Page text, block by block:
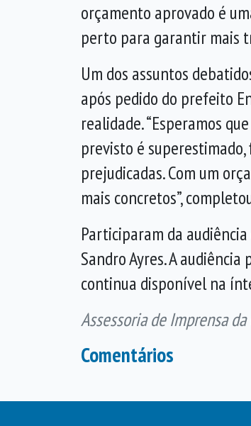
orçamento aprovado é
perto para garantir mais
Um dos assuntos
após pedido do prefeito
realidade. “Esperamos
previsto é
prejudicadas. Com um
mais concretos”,
Participaram da
Sandro Ayres. A
continua disponível na
Assessoria de Imprensa da
Comentários